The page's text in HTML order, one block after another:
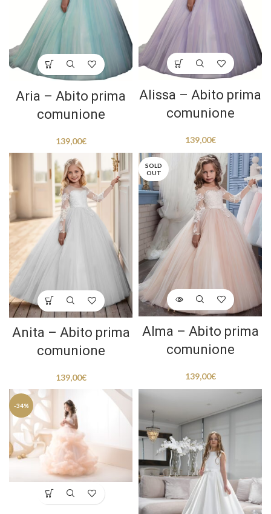
Aria – Abito prima
comunione
139,00€
Alissa – Abito prima
comunione
139,00€
Anita – Abito prima
comunione
139,00€
SOLD
OUT
Alma – Abito prima
comunione
139,00€
-34%